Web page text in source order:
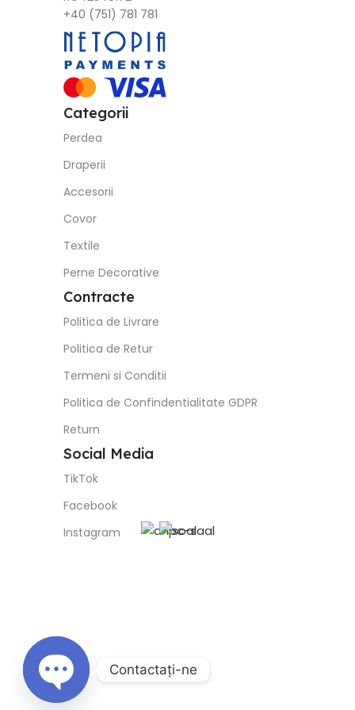
+40 (751) 781 781
Categorii
Perdea
Draperii
Accesorii
Covor
Textile
Perne Decorative
Contracte
Politica de Livrare
Politica de Retur
Termeni si Conditii
Politica de Confindentialitate GDPR
Return
Social Media
TikTok
Facebook
Instagram
Contactaţi-ne